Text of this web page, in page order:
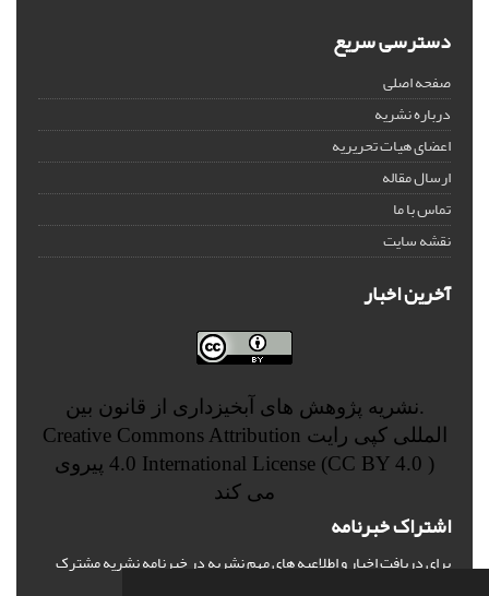
دسترسی سریع
صفحه اصلی
درباره نشریه
اعضای هیات تحریریه
ارسال مقاله
تماس با ما
نقشه سایت
آخرین اخبار
.نشریه پژوهش های آبخیزداری از قانون بین
المللی کپی رایت Creative Commons Attribution
4.0 International License (CC BY 4.0 ) پیروی
می کند
اشتراک خبرنامه
برای دریافت اخبار و اطلاعیه های مهم نشریه در خبرنامه نشریه مشترک